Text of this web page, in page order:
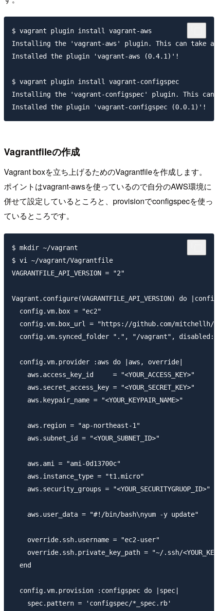
$ vagrant plugin install vagrant-aws
Installing the 'vagrant-aws' plugin. This can take a
Installed the plugin 'vagrant-aws (0.4.1)'!
$ vagrant plugin install vagrant-configspec
Installing the 'vagrant-configspec' plugin. This can
Vagrantfileの作成
Vagrant boxを立ち上げるためのVagrantfileを作成します。
ポイントはvagrant-awsを使っているので自分のAWS環境に
併せて設定しているところと、provisionでconfigspecを使っ
ているところです。
$ mkdir ~/vagrant
$ vi ~/vagrant/Vagrantfile
VAGRANTFILE_API_VERSION = "2"
Vagrant.configure(VAGRANTFILE_API_VERSION) do
  config.vm.box = "ec2"
config.vm.box_url = "https://github.com/
config.vm.synced_folder ".", "/vagrant", disabled:
  config.vm.provider :aws do |aws, override|
    aws.access_key_id     = "<YOUR_ACCESS_KEY>"
    aws.secret_access_key = "<YOUR_SECRET_KEY>"
    aws.keypair_name = "<YOUR_KEYPAIR_NAME>"
    aws.region = "ap-northeast-1"
    aws.subnet_id = "<YOUR_SUBNET_ID>"
    aws.ami = "ami-0d13700c"
    aws.instance_type = "t1.micro"
    aws.security_groups = "<YOUR_SECURITYGRUOP_ID>"
    aws.user_data = "#!/bin/bash\nyum -y update"
    override.ssh.username = "ec2-user"
override.ssh.private_key_path = "~/.ssh/
  end
  config.vm.provision :configspec do |spec|
    spec.pattern = 'configspec/*_spec.rb'